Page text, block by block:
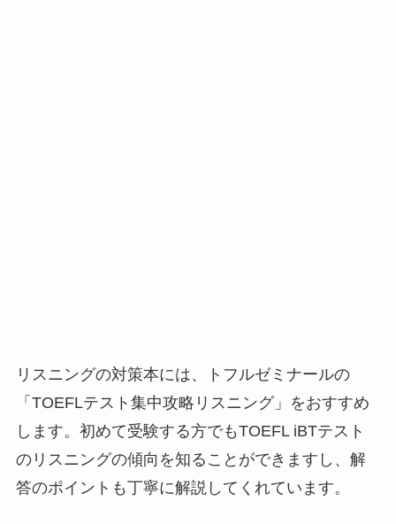
リスニングの対策本には、トフルゼミナールの
「TOEFLテスト集中攻略リスニング」をおすすめ
します。初めて受験する方でもTOEFL iBTテスト
のリスニングの傾向を知ることができますし、解
答のポイントも丁寧に解説してくれています。